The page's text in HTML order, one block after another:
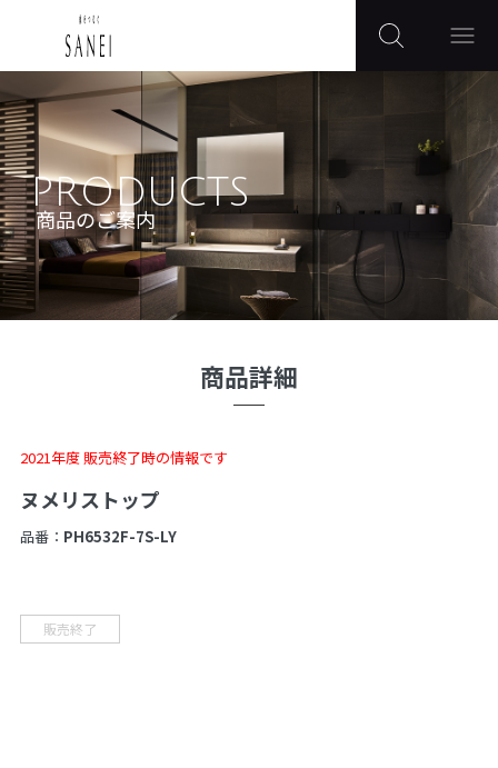
PRODUCTS
商品のご案内
商品詳細
2021年度 販売終了時の情報です
ヌメリストップ
品番： PH6532F-7S-LY
販売終了